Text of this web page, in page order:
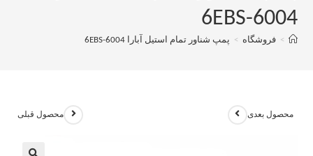
6EBS-6004
> فروشگاه > پمپ شناور تمام استیل آبارا 6EBS-6004
محصول قبلی محصول بعدی